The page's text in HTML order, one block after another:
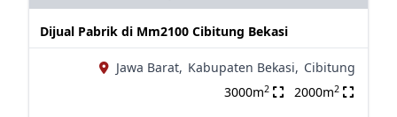
Dijual Pabrik di Mm2100 Cibitung Bekasi
Jawa Barat, Kabupaten Bekasi, Cibitung
3000m2 2000m2